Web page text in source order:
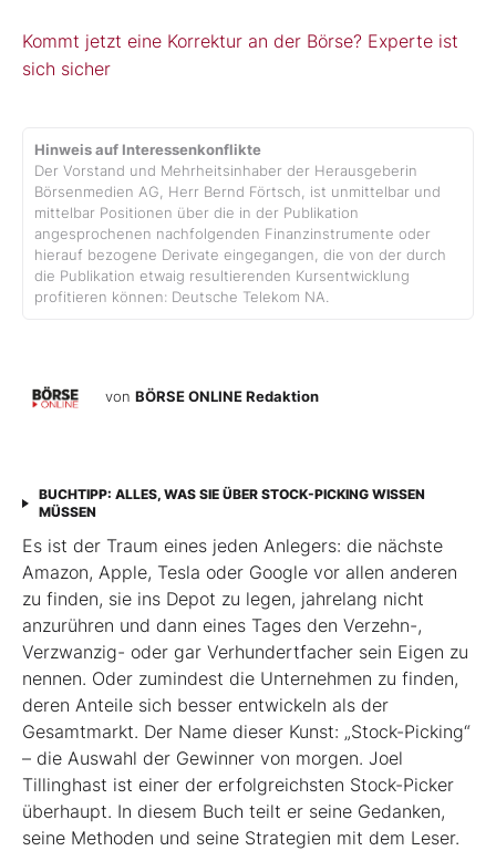
Kommt jetzt eine Korrektur an der Börse? Experte ist
sich sicher
Hinweis auf Interessenkonflikte
Der Vorstand und Mehrheitsinhaber der Herausgeberin
Börsenmedien AG, Herr Bernd Förtsch, ist unmittelbar und
mittelbar Positionen über die in der Publikation
angesprochenen nachfolgenden Finanzinstrumente oder
hierauf bezogene Derivate eingegangen, die von der durch
die Publikation etwaig resultierenden Kursentwicklung
profitieren können: Deutsche Telekom NA.
von BÖRSE ONLINE Redaktion
BUCHTIPP: ALLES, WAS SIE ÜBER STOCK-PICKING WISSEN
MÜSSEN
Es ist der Traum eines jeden Anlegers: die nächste
Amazon, Apple, Tesla oder Google vor allen anderen
zu finden, sie ins Depot zu legen, jahrelang nicht
anzurühren und dann eines Tages den Verzehn-,
Verzwanzig- oder gar Verhundertfacher sein Eigen zu
nennen. Oder zumindest die Unternehmen zu finden,
deren Anteile sich besser entwickeln als der
Gesamtmarkt. Der Name dieser Kunst: „Stock-Picking“
– die Auswahl der Gewinner von morgen. Joel
Tillinghast ist einer der erfolgreichsten Stock-Picker
überhaupt. In diesem Buch teilt er seine Gedanken,
seine Methoden und seine Strategien mit dem Leser.